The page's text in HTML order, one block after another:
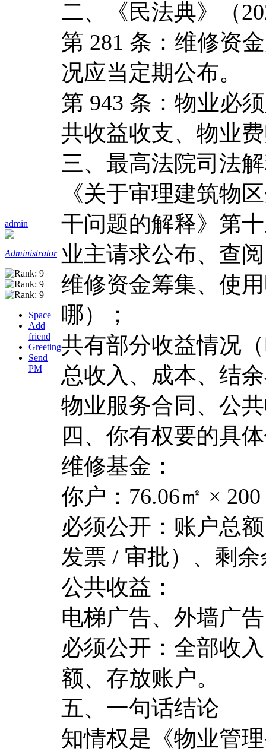
admin
Administrator
Space
Add
friend
Greeting
Send
PM
二、《民法典》（
第 281 条：维修资
况应当定期公布。
第 943 条：物业必
共收益收支、物业
三、最高法院司法
《关于审理建筑物
干问题的解释》第
业主请求公布、查
维修资金筹集、使
哪）；
共有部分收益情况
总收入、成本、结
物业服务合同、公
四、你有权要的具
维修基金：
你户：76.06㎡ ×
必须公开：账户总
发票 / 审批）、剩
公共收益：
电梯广告、外墙广
必须公开：全部收
额、存放账户。
五、一句话结论
知情权是《物业管